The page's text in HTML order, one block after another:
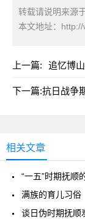
转载请说明来源
本文地址：
上一篇: 追忆博
下一篇:抗日战争
相关文章
“一五”时期抚顺
满族的育儿习俗
谈日伪时期抚顺